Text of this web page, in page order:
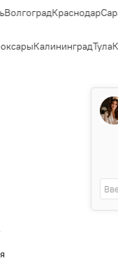
ВолгоградКраснодар
КалининградТула